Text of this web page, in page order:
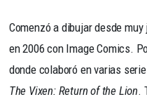
Comenzó a dibujar desde
en 2006 con Image Comics.
donde colaboró en varias
The Vixen: Return of the Lion.